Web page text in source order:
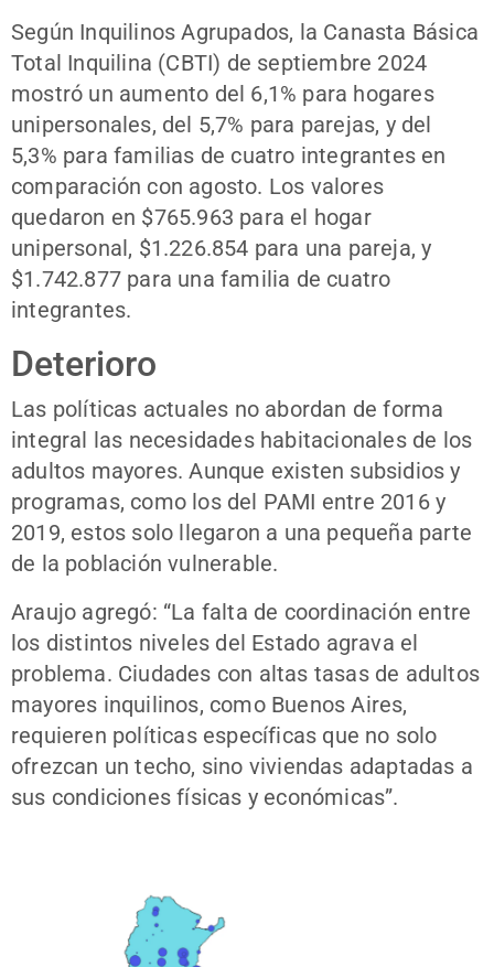
Según Inquilinos Agrupados, la Canasta Básica
Total Inquilina (CBTI) de septiembre 2024
mostró un aumento del 6,1% para hogares
unipersonales, del 5,7% para parejas, y del
5,3% para familias de cuatro integrantes en
comparación con agosto. Los valores
quedaron en $765.963 para el hogar
unipersonal, $1.226.854 para una pareja, y
$1.742.877 para una familia de cuatro
integrantes.
Deterioro
Las políticas actuales no abordan de forma
integral las necesidades habitacionales de los
adultos mayores. Aunque existen subsidios y
programas, como los del PAMI entre 2016 y
2019, estos solo llegaron a una pequeña parte
de la población vulnerable.
Araujo agregó: “La falta de coordinación entre
los distintos niveles del Estado agrava el
problema. Ciudades con altas tasas de adultos
mayores inquilinos, como Buenos Aires,
requieren políticas específicas que no solo
ofrezcan un techo, sino viviendas adaptadas a
sus condiciones físicas y económicas”.